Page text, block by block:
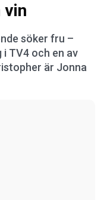
vin
söker fru –
TV4 och en av
är Jonna